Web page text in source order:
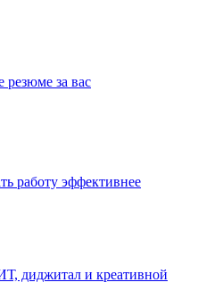
резюме за вас
работу эффективнее
диджитал и креативной